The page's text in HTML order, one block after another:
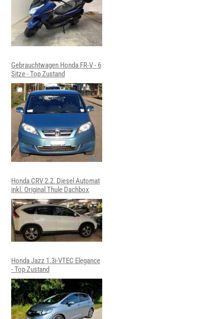
Gebrauchtwagen Honda FR-V - 6
Sitze - Top Zustand
Honda CRV 2.2. Diesel Automat
inkl. Original Thule Dachbox
Honda Jazz 1.3i-VTEC Elegance
- Top Zustand